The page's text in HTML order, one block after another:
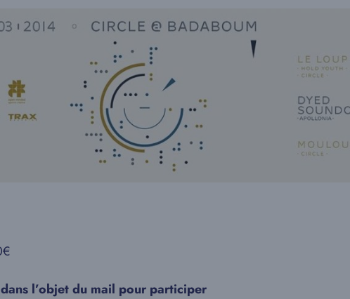
l’objet du mail pour participer